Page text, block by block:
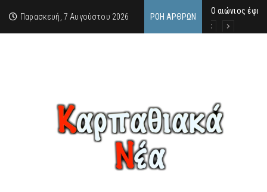
Παρασκευή, 7 Αυγούστου 2026 ΡΟΉ ΆΡΘΡΩΝ
Ο αιώνιος
Δικαστική
Άμεση